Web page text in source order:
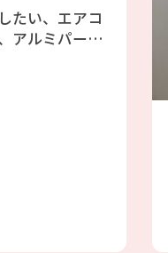
たい、エアコ
アルミパーテ